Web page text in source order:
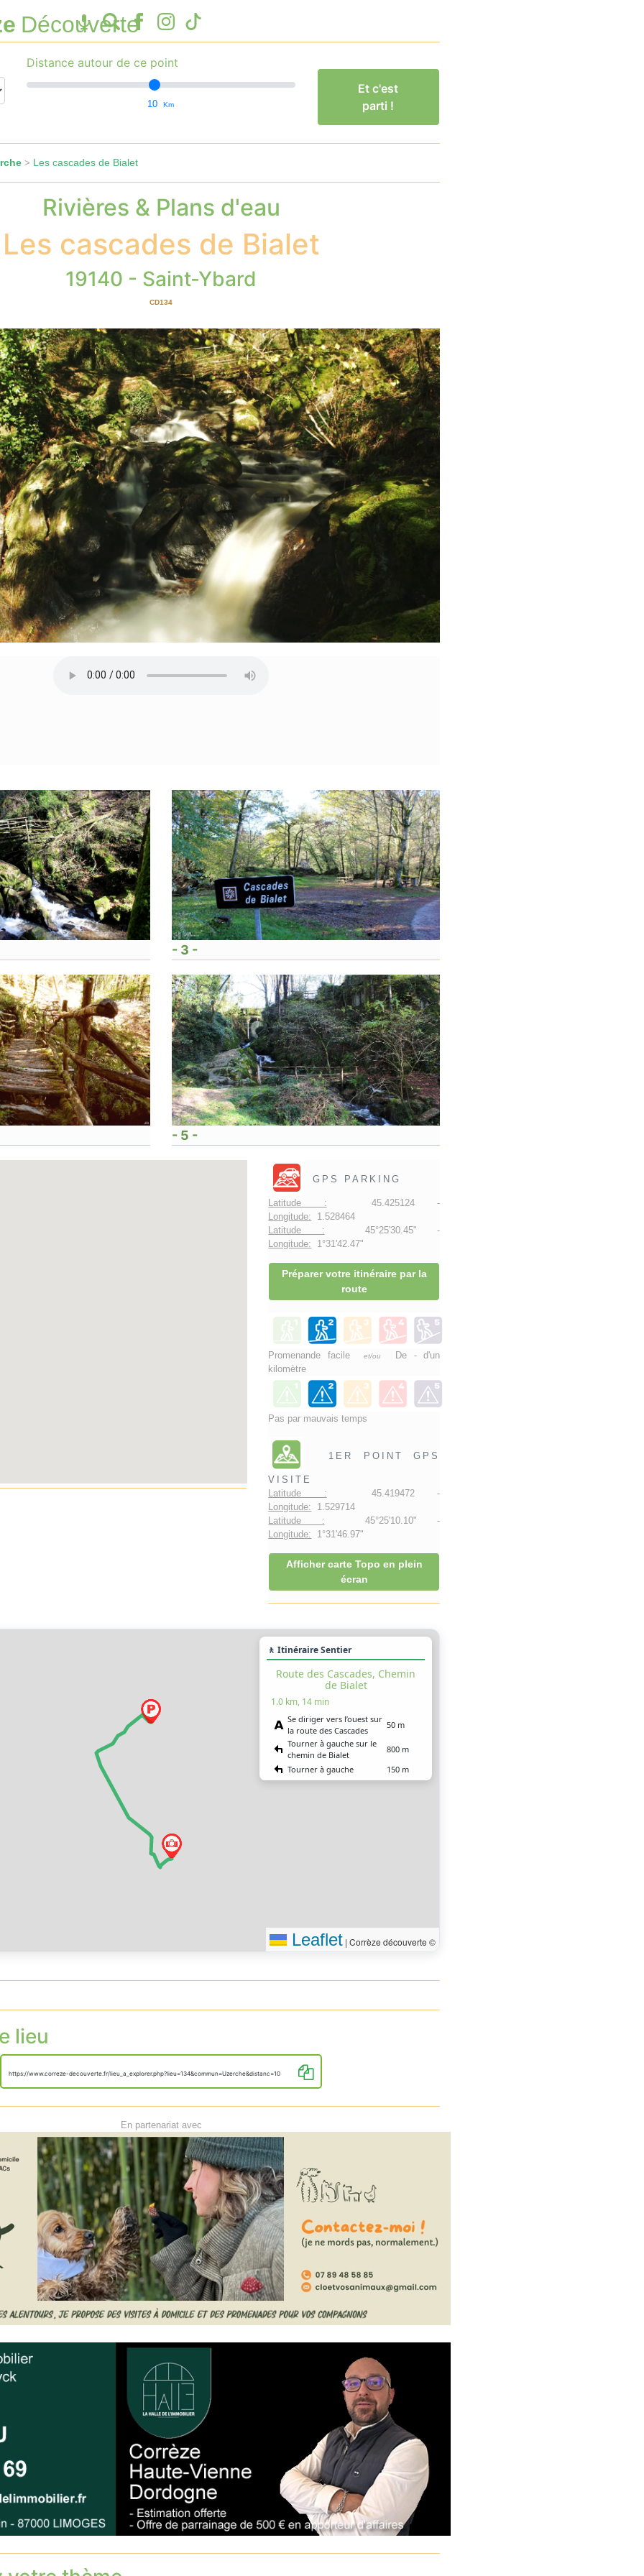
Découverte
Distance autour de ce point
10 Km
Et c'est
parti !
> Les cascades de Bialet
Rivières & Plans d'eau
Les cascades de Bialet
19140 - Saint-Ybard
CD134
- 3 -
- 5 -
GPS PARKING
Latitude : 45.425124 -
Longitude: 1.528464
Latitude : 45°25'30.45" -
Longitude: 1°31'42.47"
Préparer votre itinéraire par la
route
Promenande facileet/ou
De - d'un
kilomètre
Pas par mauvais temps
1ER POINT GPS
VISITE
Latitude : 45.419472 -
Longitude: 1.529714
Latitude : 45°25'10.10" -
Longitude: 1°31'46.97"
Afficher carte Topo en plein
écran
🚶 Itinéraire Sentier
Route des Cascades, Chemin
de Bialet
1.0 km, 14 min
Se diriger vers l’ouest sur
la route des Cascades
50 m
Tourner à gauche sur le
chemin de Bialet
800 m
Tourner à gauche
150 m
Vous êtes arrivé à votre
Leaflet | Corrèze découverte ©
lieu
https://www.correze-decouverte.fr/lieu_a_explorer.php?lieu=134&commun=Uzerche&distanc=10
En partenariat avec